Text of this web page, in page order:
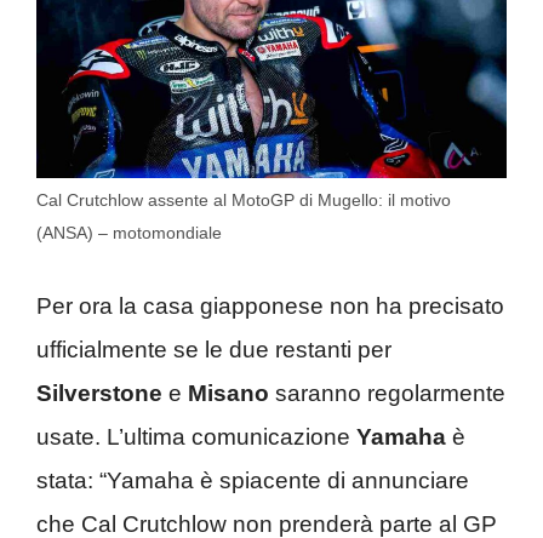
Cal Crutchlow assente al MotoGP di Mugello: il motivo
(ANSA) – motomondiale
Per ora la casa giapponese non ha precisato
ufficialmente se le due restanti per
Silverstone e Misano saranno regolarmente
usate. L’ultima comunicazione Yamaha è
stata: “Yamaha è spiacente di annunciare
che Cal Crutchlow non prenderà parte al GP